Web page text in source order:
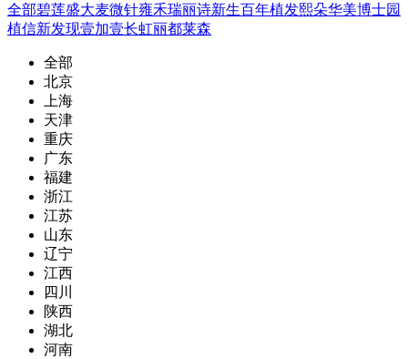
全部碧莲盛大麦微针雍禾瑞丽诗新生百年植发熙朵华美博士园
植信新发现壹加壹长虹丽都莱森
全部
北京
上海
天津
重庆
广东
福建
浙江
江苏
山东
辽宁
江西
四川
陕西
湖北
河南